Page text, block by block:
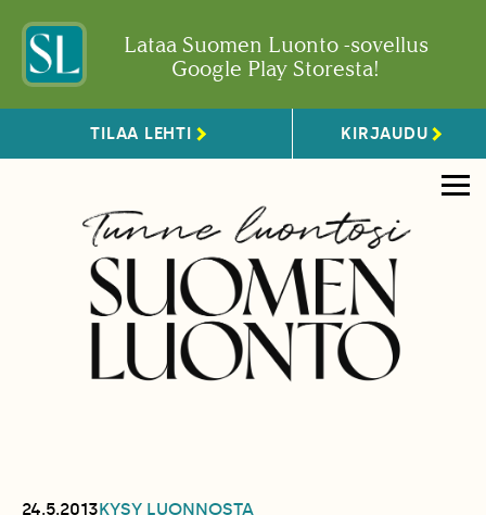
Lataa Suomen Luonto -sovellus
Google Play Storesta!
TILAA LEHTI KIRJAUDU
24.5.2013KYSY LUONNOSTA